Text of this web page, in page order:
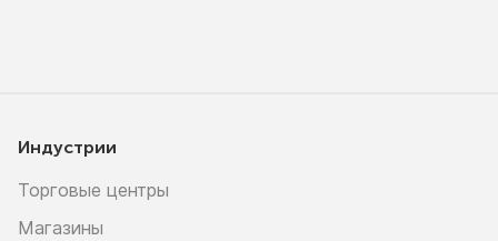
Индустрии
Торговые центры
Магазины